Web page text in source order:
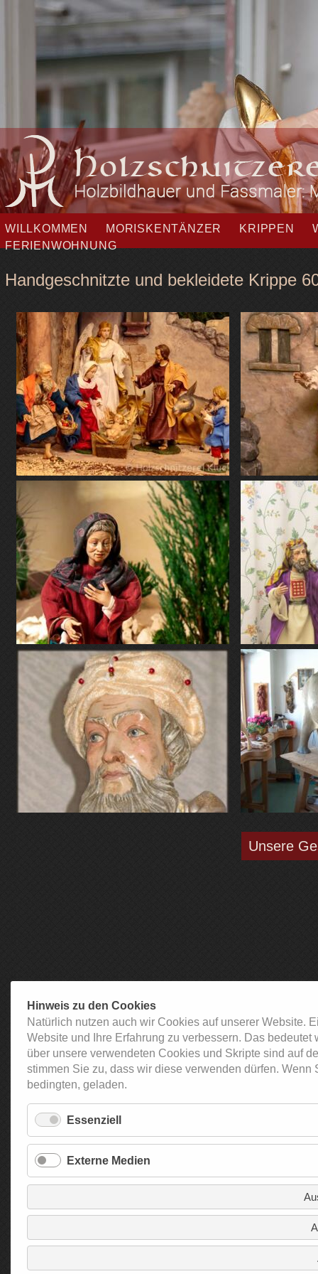
WILLKOMMEN MORISKENTÄNZER KRIPPEN
FERIENWOHNUNG
Handgeschnitzte und bekleidete Krippe
Unsere
Hinweis zu den Cookies
Natürlich nutzen auch wir Cookies auf unserer Website.
Website und Ihre Erfahrung zu verbessern. Das
über unsere verwendeten Cookies und Skripte sind auf
stimmen Sie zu, dass wir diese verwenden dürfen.
bedingten, geladen.
Essenziell
Externe Medien